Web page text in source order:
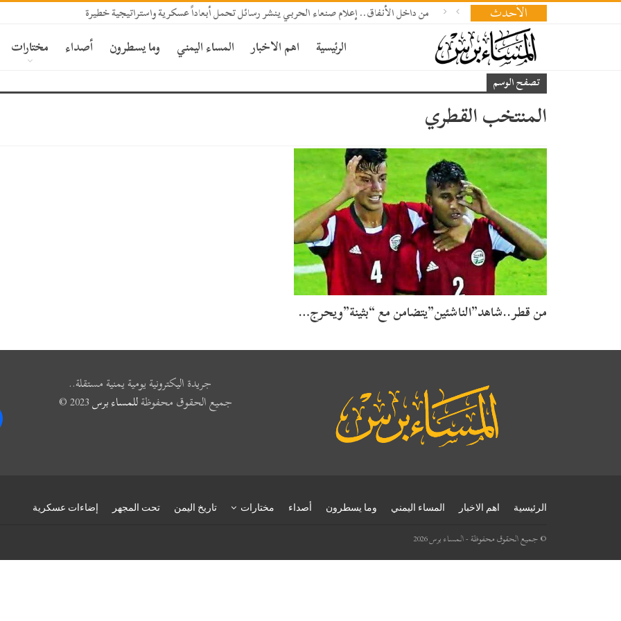
الأحدث من داخل الأنفاق.. إعلام صنعاء الحربي ينشر رسائل تحمل أبعاداً عسكرية واستراتيجية خطيرة
الرئيسية اهم الاخبار المساء اليمني وما يسطرون أصداء مختارات
تصفح الوسم
المنتخب القطري
من قطر..شاهد”الناشئين”يتضامن مع “بثينة”ويحرج…
جريدة اليكترونية يومية يمنية مستقلة..
جميع الحقوق محفوظةللمساء برس
الرئيسية اهم الاخبار المساء اليمني وما يسطرون أصداء مختارات تاريخ اليمن تحت المجهر إضاءات عسكرية
© جميع الحقوق محفوظة - المساء برس 2026